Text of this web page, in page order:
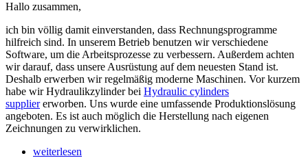
Hallo zusammen,
ich bin völlig damit einverstanden, dass Rechnungsprogramme
hilfreich sind. In unserem Betrieb benutzen wir verschiedene
Software, um die Arbeitsprozesse zu verbessern. Außerdem achten
wir darauf, dass unsere Ausrüstung auf dem neuesten Stand ist.
Deshalb erwerben wir regelmäßig moderne Maschinen. Vor kurzem
habe wir Hydraulikzylinder bei Hydraulic cylinders
suppliererworben. Uns wurde eine umfassende Produktionslösung
angeboten. Es ist auch möglich die Herstellung nach eigenen
Zeichnungen zu verwirklichen.
weiterlesen